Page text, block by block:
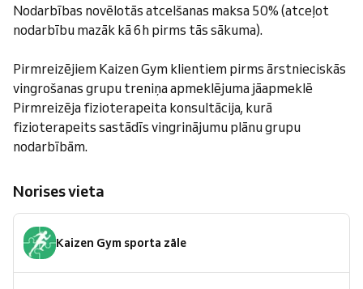
Nodarbības novēlotās atcelšanas maksa 50% (atceļot
nodarbību mazāk kā 6h pirms tās sākuma).
Pirmreizējiem Kaizen Gym klientiem pirms ārstnieciskās
vingrošanas grupu treniņa apmeklējuma jāapmeklē
Pirmreizēja fizioterapeita konsultācija, kurā
fizioterapeits sastādīs vingrinājumu plānu grupu
nodarbībām.
Norises vieta
Kaizen Gym sporta zāle